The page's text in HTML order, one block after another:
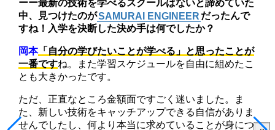
ーー最新の技術を学べるスクールはないと諦めていた
中、見つけたのがSAMURAI ENGINEER だったんで
すね！入学を決断した決め手は何でしたか？
岡本「自分の学びたいことが学べる」と思ったことが
一番ですね。また学習スケジュールを自由に組めたこ
とも大きかったです。
ただ、正直なところ金額面ですごく迷いました。ま
た、新しい技術をキャッチアップできる自信がありま
せんでしたし、何より本当に求めていることが身につ